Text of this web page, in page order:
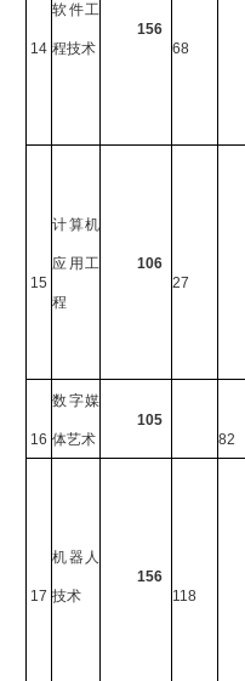
14
软件工
程技术
156
68
15
计算机
应用工
程
106
27
16
数字媒
体艺术
105
82
17
机器人
技术
156
118